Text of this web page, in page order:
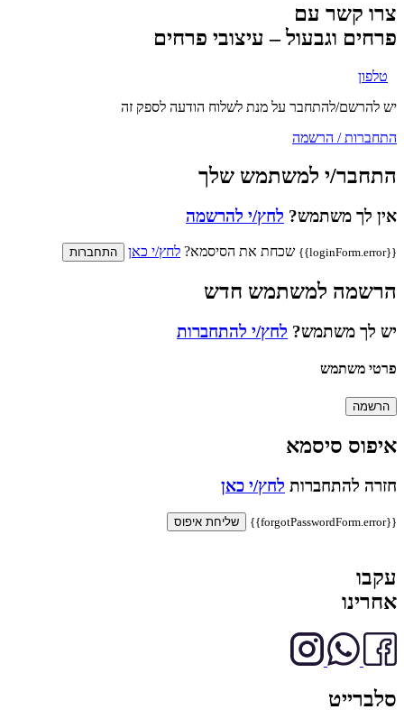
צרו קשר עם
פרחים וגבעול – עיצובי פרחים
טלפון
יש להרשם/להתחבר על מנת לשלוח הודעה לספק זה
התחברות / הרשמה
התחבר/י למשתמש שלך
אין לך משתמש? לחץ/י להרשמה
{{loginForm.error}} שכחת את הסיסמא? לחץ/י כאן התחברות
הרשמה למשתמש חדש
יש לך משתמש? לחץ/י להתחברות
פרטי משתמש
הרשמה
איפוס סיסמא
חזרה להתחברות לחץ/י כאן
{{forgotPasswordForm.error}} שליחת איפוס
עקבו
אחרינו
סלברייט